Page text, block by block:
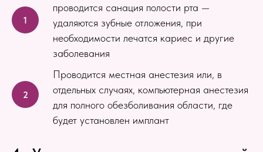
проводится санация полости рта —
удаляются зубные отложения, при
необходимости лечатся кариес и другие
заболевания
Проводится местная анестезия или, в
отдельных случаях, компьютерная анестезия
для полного обезболивания области, где
будет установлен имплант